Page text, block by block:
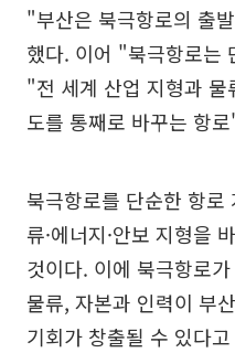
"부산은 북극항로의 출
했다. 이어 "북극항로는
"전 세계 산업 지형과
도를 통째로 바꾸는 항
북극항로를 단순한 항로
류·에너지·안보 지형을
것이다. 이에 북극항로
물류, 자본과 인력이 부
기회가 창출될 수 있다